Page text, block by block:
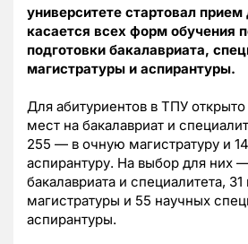
университете стартовал
касается всех форм обучения
подготовки бакалавриата,
магистратуры и аспирантуры.
Для абитуриентов в ТПУ
мест на бакалавриат и
255 — в очную магистратуру и
аспирантуру. На выбор для них
бакалавриата и специалитета,
магистратуры и 55 научных
аспирантуры.